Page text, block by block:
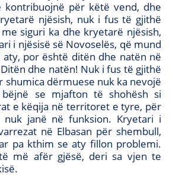
kontribuojnë për këtë vend, dhe
njësish, nuk i fus të gjithë
siguri ka dhe kryetarë njësish,
i njësisë së Novoselës, që mund
por është ditën dhe natën në
dhe natën! Nuk i fus të gjithë
shumica dërmuese nuk ka nevojë
se mjafton të shohësh si
e këqija në territoret e tyre, për
janë në funksion. Kryetari i
në Elbasan për shembull,
pa kthim se aty fillon problemi.
më afër gjësë, deri sa vjen te